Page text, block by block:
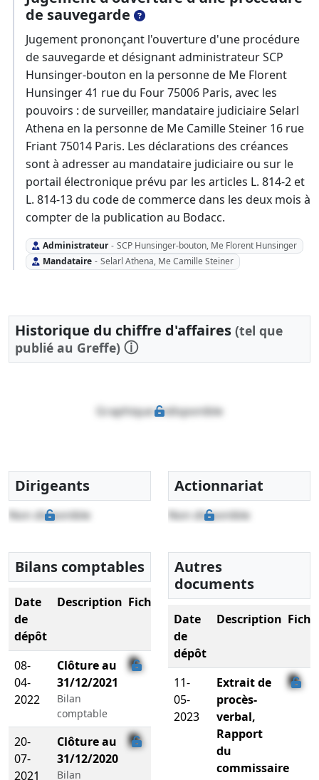
de sauvegarde
Jugement prononçant l'ouverture d'une procédure
de sauvegarde et désignant administrateur SCP
Hunsinger-bouton en la personne de Me Florent
Hunsinger 41 rue du Four 75006 Paris, avec les
pouvoirs : de surveiller, mandataire judiciaire Selarl
Athena en la personne de Me Camille Steiner 16 rue
Friant 75014 Paris. Les déclarations des créances
sont à adresser au mandataire judiciaire ou sur le
portail électronique prévu par les articles L. 814-2 et
L. 814-13 du code de commerce dans les deux mois à
compter de la publication au Bodacc.
Administrateur - SCP Hunsinger-bouton, Me Florent Hunsinger
Mandataire - Selarl Athena, Me Camille Steiner
Historique du chiffre d'affaires (tel que
publié au Greffe) ⓘ
Graphique indisponible
Dirigeants
Non disponible
Actionnariat
Non disponible
Bilans comptables
Date
de
dépôt
Description Fichier
08-
04-
2022
Clôture au
31/12/2021
Bilan
comptable
20-
07-
2021
Clôture au
31/12/2020
Bilan
Autres
documents
Date
de
dépôt
Description
11-
05-
2023
Extrait de
procès-
verbal,
Rapport
du
commissaire